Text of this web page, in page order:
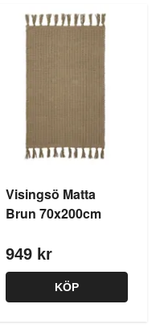
Visingsö Matta
Brun 70x200cm
949 kr
KÖP